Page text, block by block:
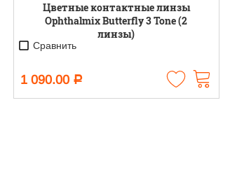
Цветные контактные линзы
Ophthalmix Butterfly 3 Tone (2
линзы)
Сравнить
1 090.00 Р